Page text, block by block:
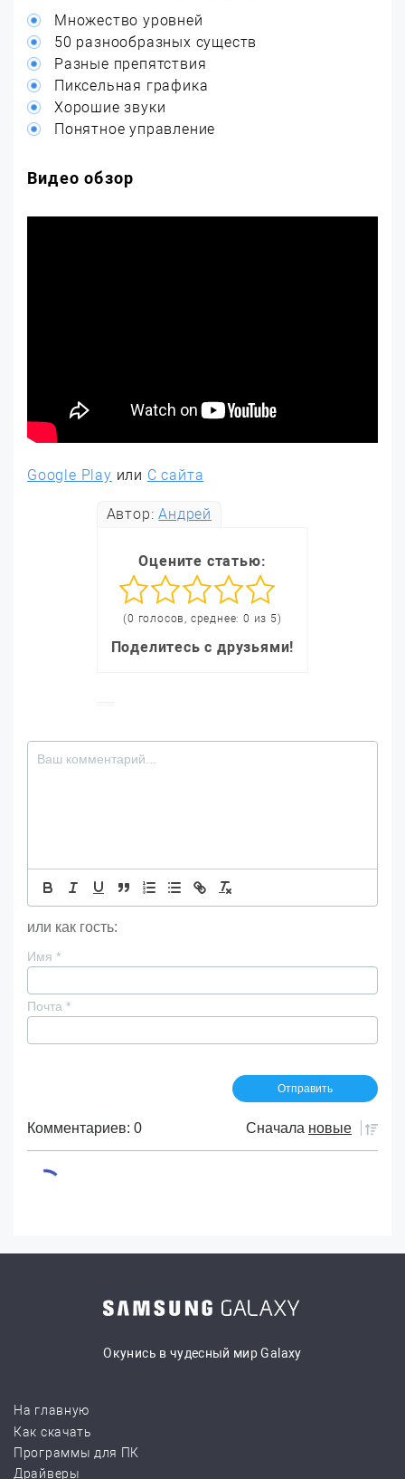
Множество уровней
50 разнообразных существ
Разные препятствия
Пиксельная графика
Хорошие звуки
Понятное управление
Видео обзор
Google Play или С сайта
Автор:Андрей
Оцените статью:
(0 голосов, среднее: 0 из 5)
Поделитесь с друзьями!
или как гость:
Имя *
Почта *
Комментариев: 0 Сначала новые
Окунись в чудесный мир Galaxy
На главную
Как скачать
Программы для ПК
Драйверы